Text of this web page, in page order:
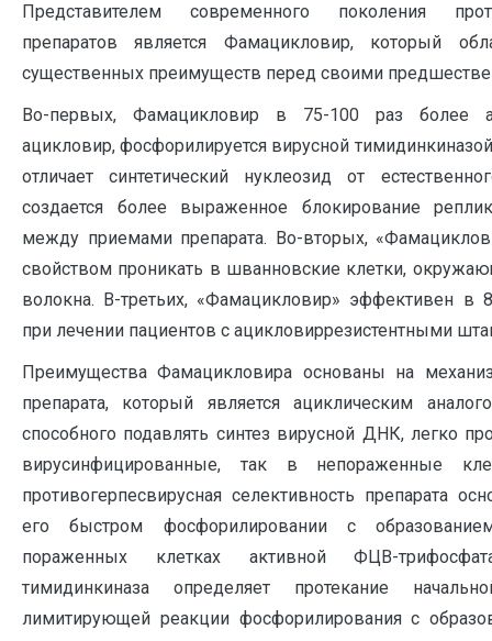
Представителем современного поколения
препаратов является Фамацикловир, который
существенных преимуществ перед своими
Во-первых, Фамацикловир в 75-100 раз более
ацикловир, фосфорилируется вирусной
отличает синтетический нуклеозид от
создается более выраженное блокирование
между приемами препарата. Во-вторых,
свойством проникать в шванновские клетки,
волокна. В-третьих, «Фамацикловир» эффективен в
при лечении пациентов с ацикловиррезистентными
Преимущества Фамацикловира основаны на
препарата, который является ациклическим
способного подавлять синтез вирусной ДНК, легко
вирусинфицированные, так в непораженные
противогерпесвирусная селективность препарата
его быстром фосфорилировании с
пораженных клетках активной ФЦВ-
тимидинкиназа определяет протекание
лимитирующей реакции фосфорилирования с